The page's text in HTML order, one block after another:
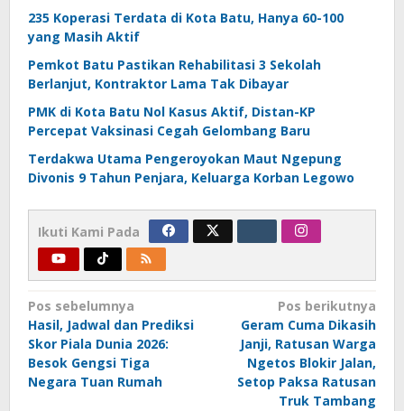
235 Koperasi Terdata di Kota Batu, Hanya 60-100
yang Masih Aktif
Pemkot Batu Pastikan Rehabilitasi 3 Sekolah
Berlanjut, Kontraktor Lama Tak Dibayar
PMK di Kota Batu Nol Kasus Aktif, Distan-KP
Percepat Vaksinasi Cegah Gelombang Baru
Terdakwa Utama Pengeroyokan Maut Ngepung
Divonis 9 Tahun Penjara, Keluarga Korban Legowo
Ikuti Kami Pada
Navigasi
pos
Pos sebelumnya
Hasil, Jadwal dan Prediksi
Skor Piala Dunia 2026:
Besok Gengsi Tiga
Negara Tuan Rumah
Pos berikutnya
Geram Cuma Dikasih
Janji, Ratusan Warga
Ngetos Blokir Jalan,
Setop Paksa Ratusan
Truk Tambang